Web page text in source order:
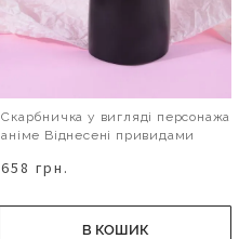
Скарбничка у вигляді персонажа
аніме Віднесені привидами
658 грн.
В КОШИК